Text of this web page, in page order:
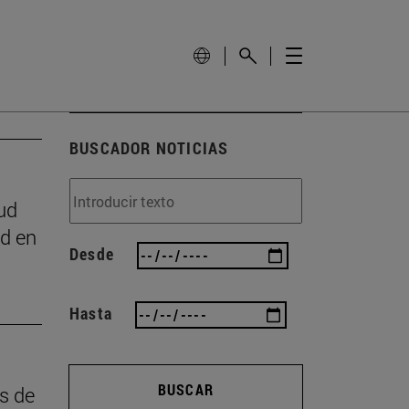
en
de
BUSCADOR NOTICIAS
Desde
Hasta
BUSCAR